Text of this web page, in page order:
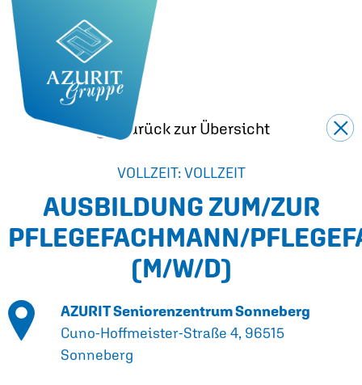
Zurück zur Übersicht
VOLLZEIT: VOLLZEIT
AUSBILDUNG ZUM/ZUR
PFLEGEFACHMANN/
(M/W/D)
AZURIT Seniorenzentrum Sonneberg
Cuno-Hoffmeister-Straße 4, 96515
Sonneberg